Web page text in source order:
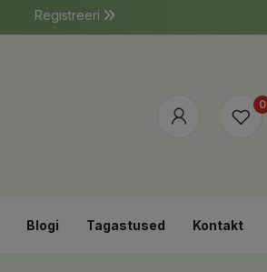
Registreeri
0
Blogi Tagastused Kontakt